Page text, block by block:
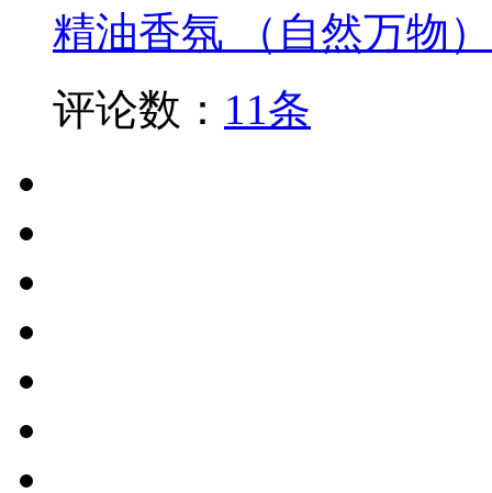
精油香氛 （自然万物）
评论数： 11条